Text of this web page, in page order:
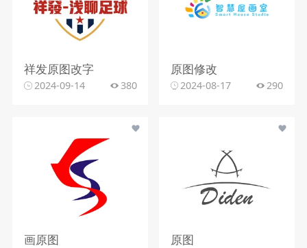
祥发原图改字
2024-09-14 380
原图修改
2024-08-17 290
画原图 原图